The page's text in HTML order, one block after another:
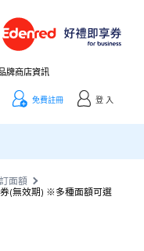
牌商店資訊
免費註冊 登 入
面額
(無效期) ※多種面額可選